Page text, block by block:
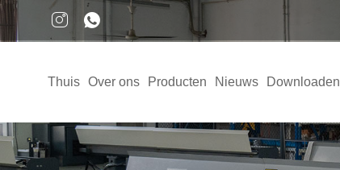
Thuis Over ons Producten Nieuws Downloaden